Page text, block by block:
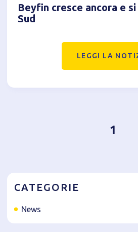
Beyfin cresce ancora e
Sud
LEGGI LA
1
CATEGORIE
News